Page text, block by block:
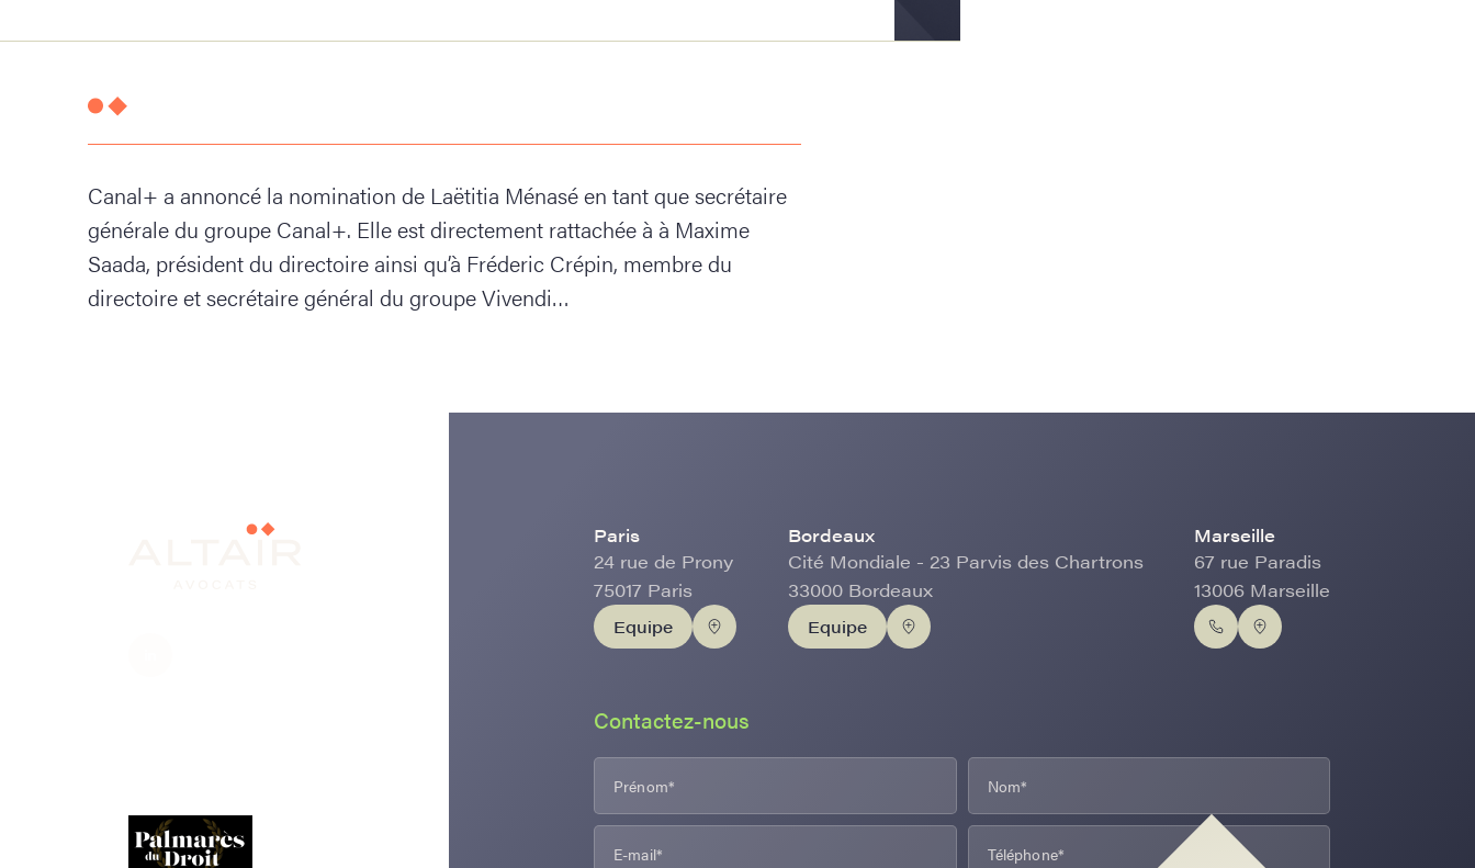
Canal+ a annoncé la nomination de Laëtitia Ménasé en tant que secrétaire
générale du groupe Canal+. Elle est directement rattachée à à Maxime
Saada, président du directoire ainsi qu’à Fréderic Crépin, membre du
directoire et secrétaire général du groupe Vivendi…
Paris
24 rue de Prony
75017 Paris
Equipe
Bordeaux
Cité Mondiale - 23 Parvis des Chartrons
33000 Bordeaux
Equipe
Marseille
67 rue Paradis
13006 Marseille
Contactez-nous